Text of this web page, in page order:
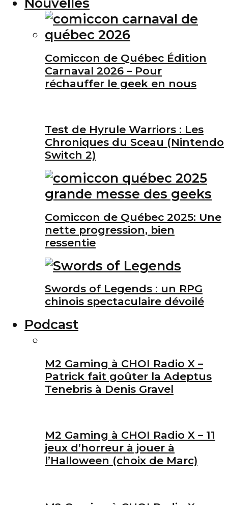
Comiccon de Québec Édition
Carnaval 2026 – Pour
réchauffer le geek en nous
Test de Hyrule Warriors : Les
Chroniques du Sceau (Nintendo
Switch 2)
Comiccon de Québec 2025: Une
nette progression, bien
ressentie
Swords of Legends : un RPG
chinois spectaculaire dévoilé
Podcast
M2 Gaming à CHOI Radio X –
Patrick fait goûter la Adeptus
Tenebris à Denis Gravel
M2 Gaming à CHOI Radio X – 11
jeux d’horreur à jouer à
l’Halloween (choix de Marc)